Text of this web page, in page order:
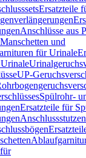
Ersatzteile
Anschlüsse aus
Manschetten und
für Urinale
UP-
Spülrohr-
Ersatzteile für
Anschlussstutzen